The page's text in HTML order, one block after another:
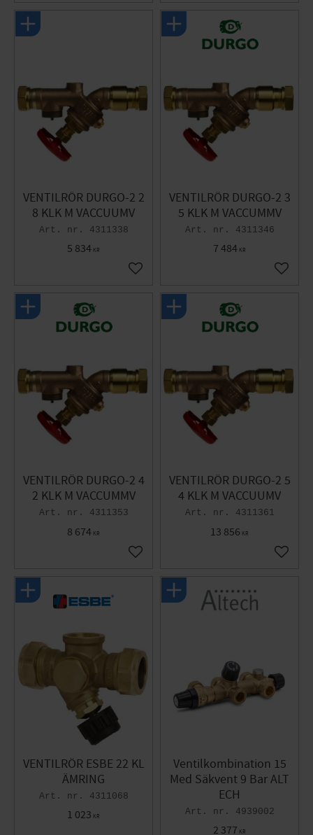
VENTILRÖR DURGO-2 2
8 KLK M VACCUUMV
4311338
5 834 KR
Lägg till i favoriter
VENTILRÖR DURGO-2 3
5 KLK M VACCUMMV
4311346
7 484 KR
Lägg
VENTILRÖR DURGO-2 4
2 KLK M VACCUMMV
4311353
8 674 KR
Lägg till i favoriter
VENTILRÖR DURGO-2 5
4 KLK M VACCUUMV
4311361
13 856 KR
Lägg
VENTILRÖR ESBE 22 KL
ÄMRING
4311068
1 023 KR
Ventilkombination 15
Med Säkvent 9 Bar ALT
ECH
4939002
2 377 KR